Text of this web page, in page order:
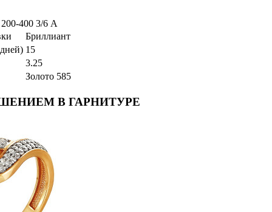
400 3/6 А
Бриллиант
15
3.25
Золото 585
В ГАРНИТУРЕ